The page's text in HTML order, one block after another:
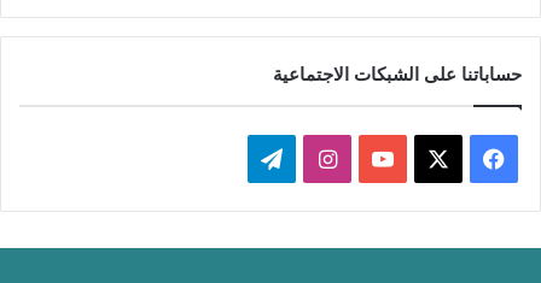
حساباتنا على الشبكات الاجتماعية
ي
س
X
Y
o
ن
س
ي
ل